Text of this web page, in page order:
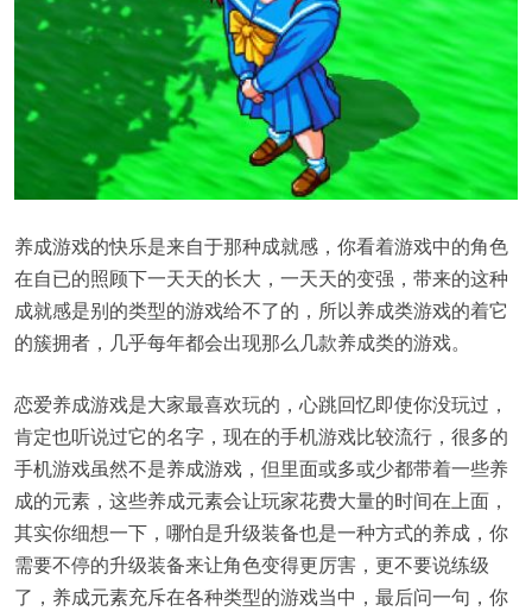
养成游戏的快乐是来自于那种成就感，你看着游戏中的角色
在自已的照顾下一天天的长大，一天天的变强，带来的这种
成就感是别的类型的游戏给不了的，所以养成类游戏的着它
的簇拥者，几乎每年都会出现那么几款养成类的游戏。
恋爱养成游戏是大家最喜欢玩的，心跳回忆即使你没玩过，
肯定也听说过它的名字，现在的手机游戏比较流行，很多的
手机游戏虽然不是养成游戏，但里面或多或少都带着一些养
成的元素，这些养成元素会让玩家花费大量的时间在上面，
其实你细想一下，哪怕是升级装备也是一种方式的养成，你
需要不停的升级装备来让角色变得更厉害，更不要说练级
了，养成元素充斥在各种类型的游戏当中，最后问一句，你